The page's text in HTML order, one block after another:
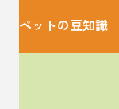
ペットの豆知識